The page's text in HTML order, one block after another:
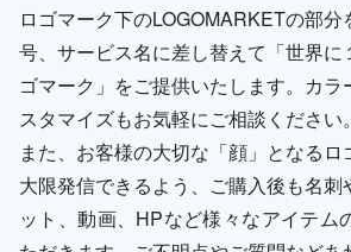
ロゴマーク下のLOGOMARKETの部
号、サービス名に差し替えて「世界に
ゴマーク」をご提供いたします。カラ
スタマイズもお気軽にご相談ください。
また、お客様の大切な「顔」となる
大限発信できるよう、ご購入後も名刺
ット、動画、HPなど様々なアイテム